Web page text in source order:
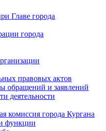
Главе города
города
правовых актов
обращений и заявлений
деятельности
комиссия города Кургана
функции